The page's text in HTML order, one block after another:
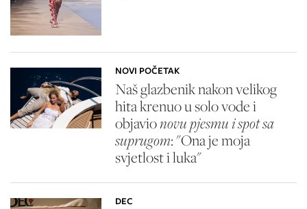
NOVI POČETAK
Naš glazbenik nakon velikog
hita krenuo u solo vode i
objavionovu pjesmu i spot sa
suprugom: "Ona je moja
svjetlost i luka"
DEC